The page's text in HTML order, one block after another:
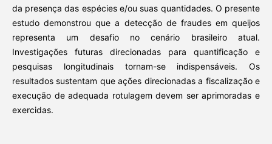
da presença das espécies e/ou suas quantidades. O presente
estudo demonstrou que a detecção de fraudes em queijos
representa um desafio no cenário brasileiro atual.
Investigações futuras direcionadas para quantificação e
pesquisas longitudinais tornam-se indispensáveis. Os
resultados sustentam que ações direcionadas a fiscalização e
execução de adequada rotulagem devem ser aprimoradas e
exercidas.